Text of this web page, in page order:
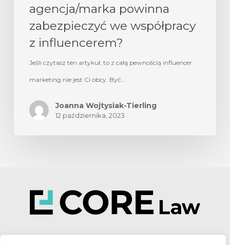
agencja/marka powinna
zabezpieczyć we współpracy
z influencerem?
Jeśli czytasz ten artykuł, to z całą pewnością influencer
marketing nie jest Ci obcy. Być…
Joanna Wojtysiak-Tierling
12 października, 2023